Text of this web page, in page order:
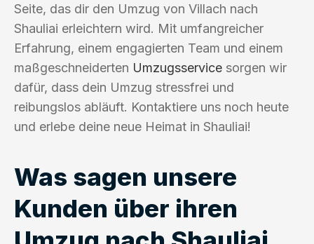
Seite, das dir den Umzug von Villach nach
Shauliai erleichtern wird. Mit umfangreicher
Erfahrung, einem engagierten Team und einem
maßgeschneiderten Umzugsservice sorgen wir
dafür, dass dein Umzug stressfrei und
reibungslos abläuft. Kontaktiere uns noch heute
und erlebe deine neue Heimat in Shauliai!
Was sagen unsere
Kunden über ihren